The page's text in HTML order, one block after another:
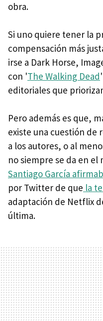
obra.
Si uno quiere tener la
compensación más
irse a Dark Horse,
con 'The Walking Dead
editoriales que
Pero además es que,
existe una cuestión de
a los autores, o al
no siempre se da en el
Santiago García
por Twitter de que la
adaptación de Netflix
última.